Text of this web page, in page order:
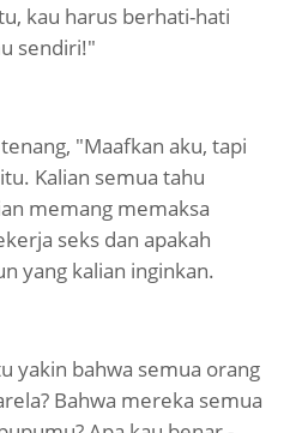
kau harus berhati-hati
sendiri!"
"Maafkan aku, tapi
Kalian semua tahu
memang memaksa
seks dan apakah
yang kalian inginkan.
yakin bahwa semua orang
Bahwa mereka semua